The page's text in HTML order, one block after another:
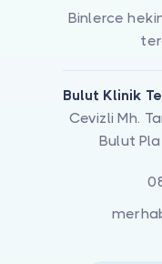
Binlerce
Bulut Klinik
Cevizli Mh.
Bulut